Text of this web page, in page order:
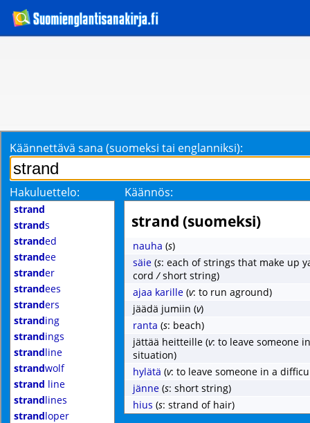
Käännettävä sana (suomeksi tai englanniksi):
Hakuluettelo: Käännös:
strand
strands
stranded
strandee
strander
strandees
stranders
stranding
strandings
strandline
strandwolf
strand line
strandlines
strandloper
strand (suomeksi)
nauha (s)
säie (s: each of strings that make up
cord/short string)
ajaa karille (v: to run aground)
jäädä jumiin (v)
ranta (s: beach)
jättää heitteille (v: to leave someone
situation)
hylätä (v: to leave someone in a
jänne (s: short string)
hius (s: strand of hair)